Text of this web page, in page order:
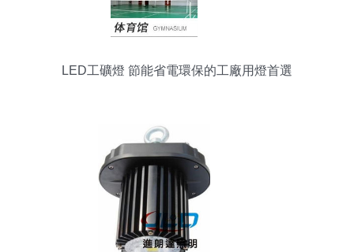
LED工礦燈 節能省電環保的工廠用燈首選